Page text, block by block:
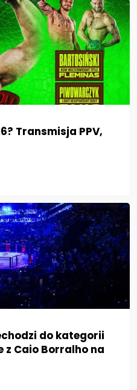
Transmisja PPV,
do kategorii
z Caio Borralho na